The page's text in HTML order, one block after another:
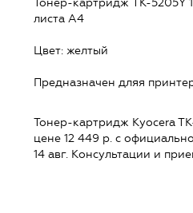
Тонер-картридж TK-5205Y
листа А4
Цвет: желтый
Предназначен дляя
Тонер-картридж Kyocera
цене 12 449 р. с
14 авг. Консультации и